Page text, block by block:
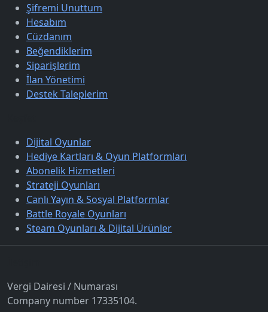
Şifremi Unuttum
Hesabım
Cüzdanım
Beğendiklerim
Siparişlerim
İlan Yönetimi
Destek Taleplerim
Dijital Oyunlar
Hediye Kartları & Oyun Platformları
Abonelik Hizmetleri
Strateji Oyunları
Canlı Yayın & Sosyal Platformlar
Battle Royale Oyunları
Steam Oyunları & Dijital Ürünler
Vergi Dairesi / Numarası
Company number 17335104.